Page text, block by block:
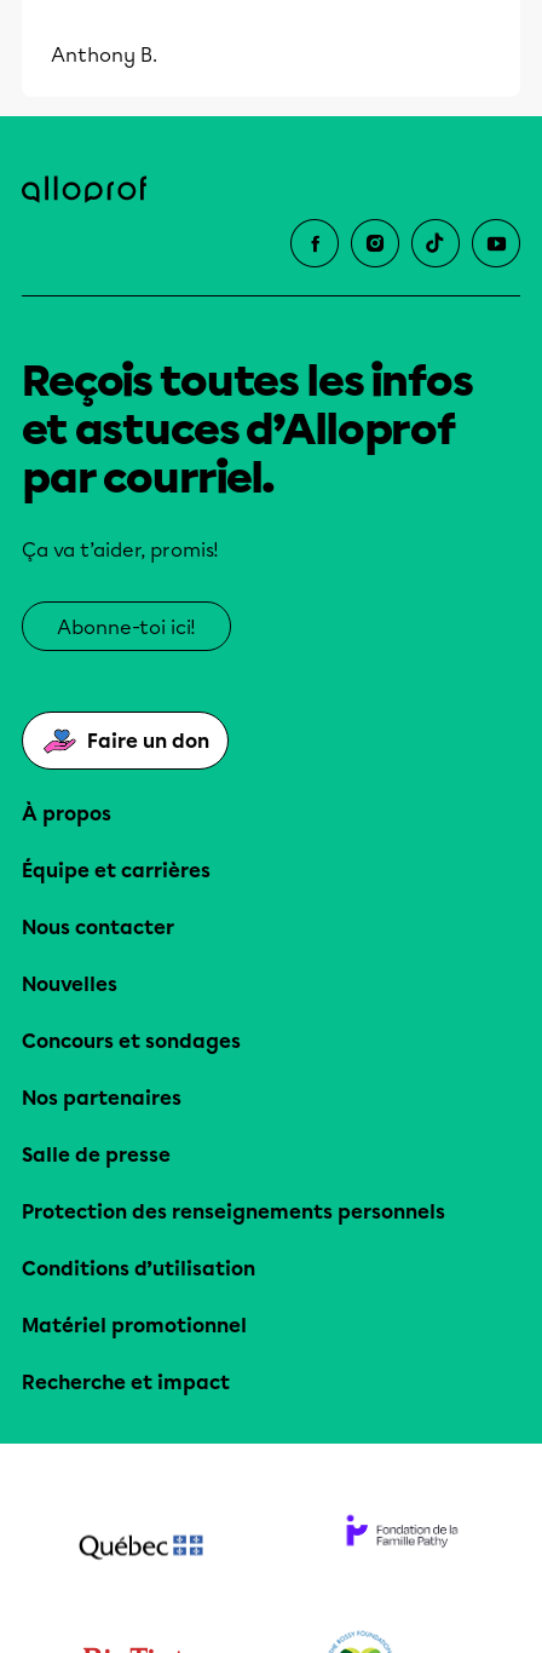
Anthony B.
Reçois toutes les infos
et astuces d’Alloprof
par courriel.
Ça va t’aider, promis!
Abonne-toi ici!
Faire un don
À propos
Équipe et carrières
Nous contacter
Nouvelles
Concours et sondages
Nos partenaires
Salle de presse
Protection des renseignements personnels
Conditions d’utilisation
Matériel promotionnel
Recherche et impact